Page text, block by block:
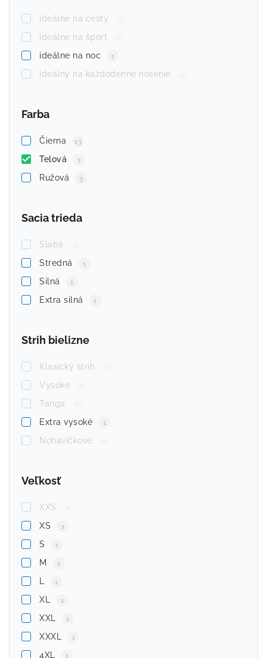
ideálne na cesty
ideálne na šport
ideálne na noc 1
ideálny na každodenné nosenie
Farba
Čierna 13
Telová 1
Ružová 3
Sacia trieda
Slabá
Stredná 1
Silná 1
Extra silná 1
Strih bielizne
Klasický strih
Vysoké
Tanga
Extra vysoké 1
Nohavičkové
Veľkosť
XXS
XS 1
S 1
M 1
1
XL 1
XXL 1
XXXL 1
4XL 1